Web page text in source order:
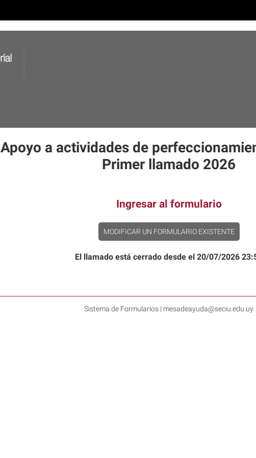
Apoyo a actividades de
Primer llamado 2026
Ingresar al formulario
MODIFICAR UN FORMULARIO EXISTENTE
El llamado está cerrado desde el 20/07/2026
Sistema de Formularios | mesadeayuda@seciu.edu.uy